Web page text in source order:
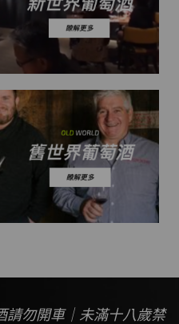
請勿開車｜未滿十八歲禁